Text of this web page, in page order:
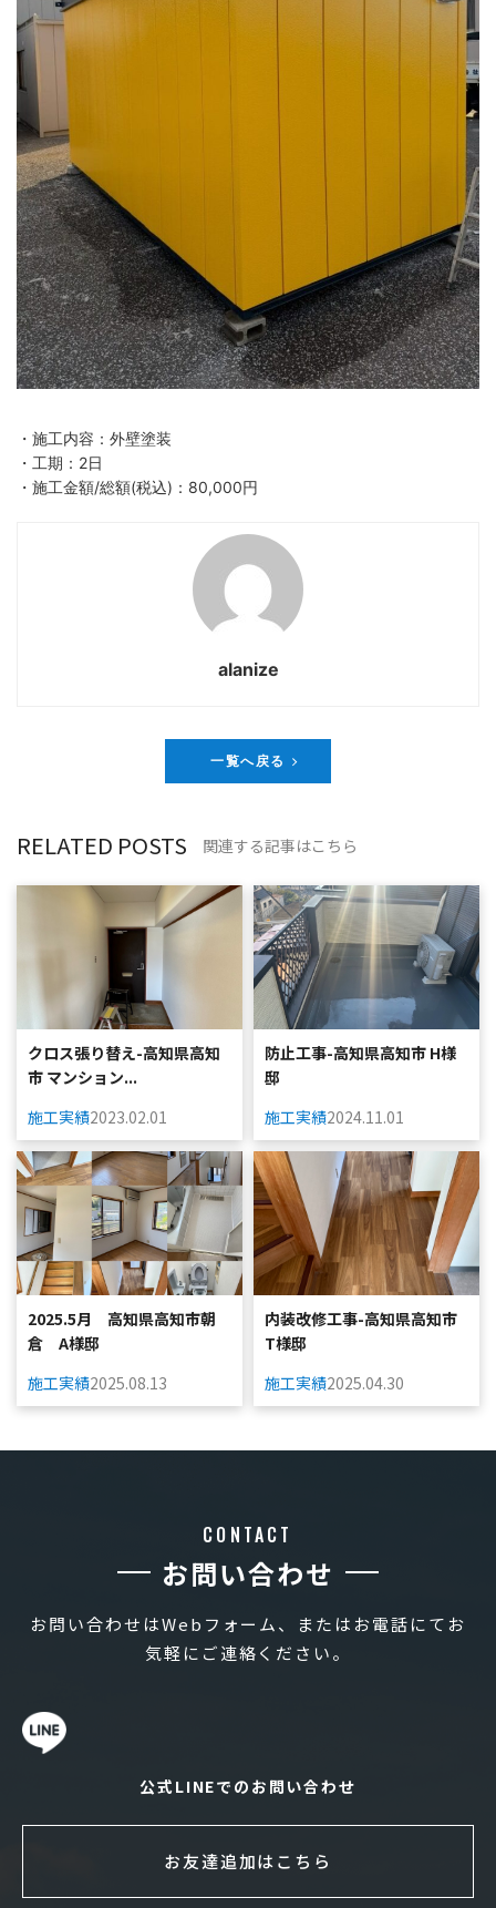
・施工内容：外壁塗装
・工期：2日
・施工金額/総額(税込)：80,000円
alanize
一覧へ戻る
RELATED POSTS 関連する記事はこちら
クロス張り替え-高知県高知
市 マンション...
施工実績2023.02.01
防止工事-高知県高知市 H様
邸
施工実績2024.11.01
2025.5月 高知県高知市朝
倉 A様邸
施工実績2025.08.13
内装改修工事-高知県高知市
T様邸
施工実績2025.04.30
CONTACT
お問い合わせ
お問い合わせはWebフォーム、またはお電話にてお
気軽にご連絡ください。
公式LINEでのお問い合わせ
お友達追加はこちら